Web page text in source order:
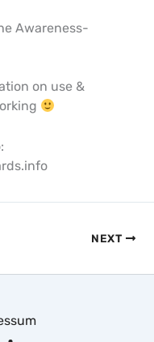
Awareness-
on use &
NEXT